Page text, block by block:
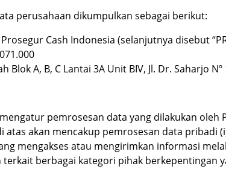
perusahaan dikumpulkan sebagai berikut:
Cash Indonesia (selanjutnya disebut
Blok A, B, C Lantai 3A Unit BIV, Jl. Dr. Saharjo
pemrosesan data yang dilakukan oleh
atas akan mencakup pemrosesan data
mengakses atau mengirimkan informasi
berbagai kategori pihak berkepentingan